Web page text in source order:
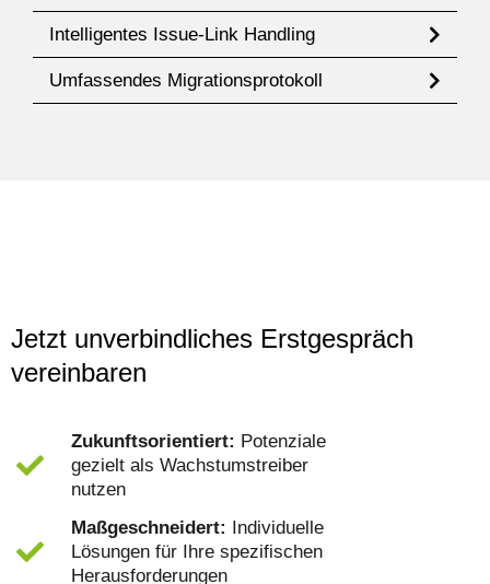
Intelligentes Issue-Link Handling
Umfassendes Migrationsprotokoll
Jetzt unverbindliches Erstgespräch
vereinbaren
Zukunftsorientiert: Potenziale
gezielt als Wachstumstreiber
nutzen
Maßgeschneidert: Individuelle
Lösungen für Ihre spezifischen
Herausforderungen